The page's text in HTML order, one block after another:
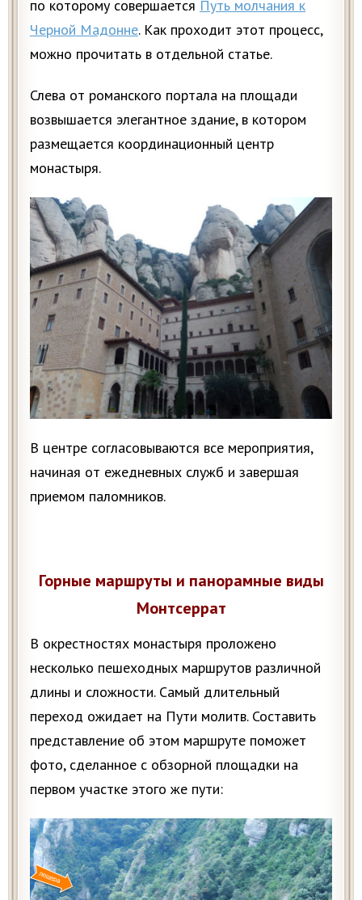
по которому совершается Путь молчания к
Черной Мадонне. Как проходит этот процесс,
можно прочитать в отдельной статье.
Слева от романского портала на площади
возвышается элегантное здание, в котором
размещается координационный центр
монастыря.
В центре согласовываются все мероприятия,
начиная от ежедневных служб и завершая
приемом паломников.
Горные маршруты и панорамные виды
Монтсеррат
В окрестностях монастыря проложено
несколько пешеходных маршрутов различной
длины и сложности. Самый длительный
переход ожидает на Пути молитв. Составить
представление об этом маршруте поможет
фото, сделанное с обзорной площадки на
первом участке этого же пути: